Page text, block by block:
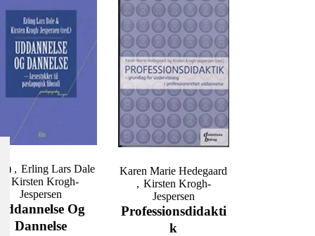
Uddannelse Og
Dannelse
Erling Lars Dale
Kirsten Krogh-
Jespersen
Professionsdidakti
K
Karen Marie Hedegaard
Kirsten Krogh-
Jespersen